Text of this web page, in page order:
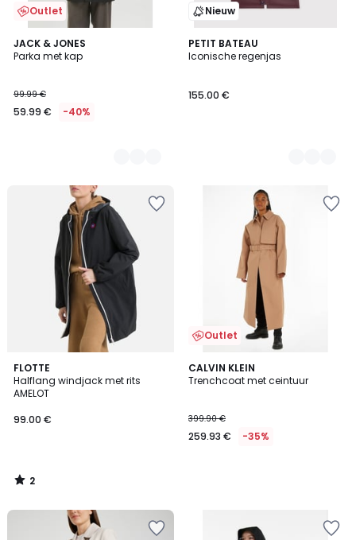
Outlet
JACK & JONES
Parka met kap
99.99 €
59.99 € -40%
2
Kleuren
Nieuw
PETIT BATEAU
Iconische regenjas
155.00 €
3
Kleuren
FLOTTE
Halflang windjack met rits
AMELOT
99.00 €
2
/
5
2
/
Outlet
CALVIN KLEIN
Trenchcoat met ceintuur
399.90 €
259.93 € -35%